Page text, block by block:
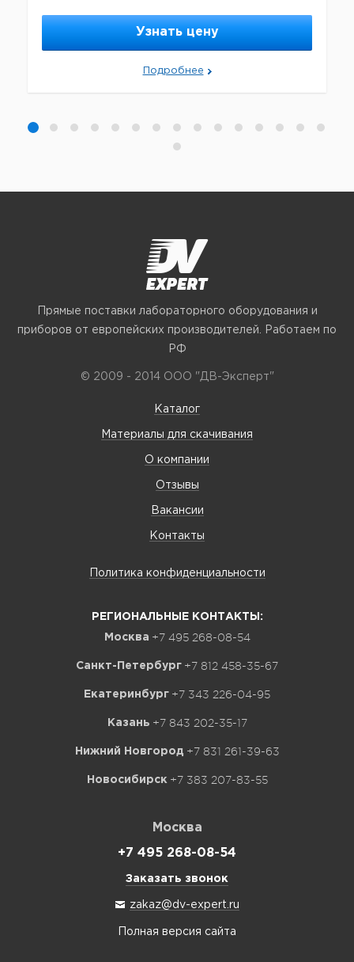
Узнать цену
Подробнее
Прямые поставки лабораторного оборудования и
приборов от европейских производителей. Работаем по
РФ
© 2009 - 2014 ООО "ДВ-Эксперт"
Каталог
Материалы для скачивания
О компании
Отзывы
Вакансии
Контакты
Политика конфиденциальности
РЕГИОНАЛЬНЫЕ КОНТАКТЫ:
Москва +7 495 268-08-54
Санкт-Петербург +7 812 458-35-67
Екатеринбург +7 343 226-04-95
Казань +7 843 202-35-17
Нижний Новгород +7 831 261-39-63
Новосибирск +7 383 207-83-55
Москва
+7 495 268-08-54
Заказать звонок
zakaz@dv-expert.ru
Полная версия сайта